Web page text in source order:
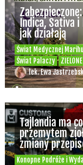
Świat Medycznej
Świat Palaczy
Indica, Sativa
jak działają
lek. Ewa
Konopne Podróże i
Tajlandia ma
przemytem
zmiany